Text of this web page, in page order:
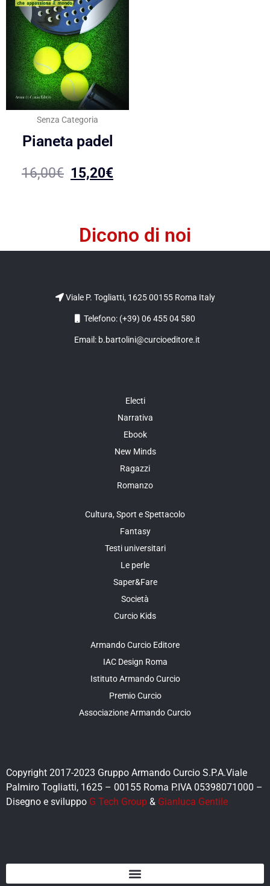
Senza Categoria
Pianeta padel
16,00€ 15,20€
Dicono di noi
Viale P. Togliatti, 1625 00155 Roma Italy
Telefono: (+39) 06 455 04 580
Email: b.bartolini@curcioeditore.it
Electi
Narrativa
Ebook
New Minds
Ragazzi
Romanzo
Cultura, Sport e Spettacolo
Fantasy
Testi universitari
Le perle
Saper&Fare
Società
Curcio Kids
Armando Curcio Editore
IAC Design Roma
Istituto Armando Curcio
Premio Curcio
Associazione Armando Curcio
Copyright 2017-2023 Gruppo Armando Curcio S.P.A.Viale
Palmiro Togliatti, 1625 – 00155 Roma P.IVA 05398071000 –
Disegno e sviluppo G Tech Group & Gianluca Gentile